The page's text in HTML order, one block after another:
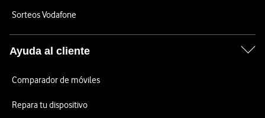
Sorteos Vodafone
Ayuda al cliente
Comparador de móviles
Repara tu dispositivo